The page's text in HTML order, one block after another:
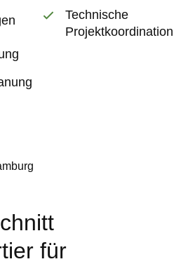
Technische
Projektkoordination
für